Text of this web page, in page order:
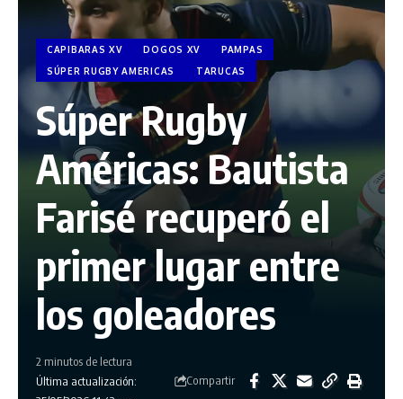
CAPIBARAS XV DOGOS XV
PAMPAS
SÚPER RUGBY AMERICAS
TARUCAS
Súper Rugby
Américas: Bautista
Farisé recuperó el
primer lugar entre
los goleadores
Última actualización:
2 minutos de lectura
Compartir